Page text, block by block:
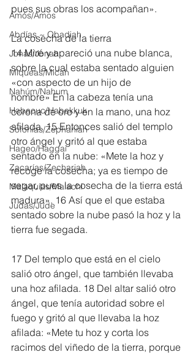
Amós/Amos
Abdías ~ Obadiah
Jonás/Jonah
Miqueas/Micah
Nahúm/Nahum
Habacuc/Habakkuk
Sofonías/Zephaniah
Hageo/Haggai
Zacarías/Zechariah
Malaquías/Malachi
Judas/Jude
pues sus obras los acompañan».
La cosecha de la tierra
14 Miré y apareció una nube blanca,
sobre la cual estaba sentado alguien
«con aspecto de un hijo de
hombre» En la cabeza tenía una
corona de oro y en la mano, una hoz
afilada. 15 Entonces salió del templo
otro ángel y gritó al que estaba
sentado en la nube: «Mete la hoz y
recoge la cosecha; ya es tiempo de
segar, pues la cosecha de la tierra está
madura». 16 Así que el que estaba
sentado sobre la nube pasó la hoz y la
tierra fue segada.
17 Del templo que está en el cielo
salió otro ángel, que también llevaba
una hoz afilada. 18 Del altar salió otro
ángel, que tenía autoridad sobre el
fuego y gritó al que llevaba la hoz
afilada: «Mete tu hoz y corta los
racimos del viñedo de la tierra, porque